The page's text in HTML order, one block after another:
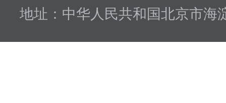
地址：中华人民共和国北京市海